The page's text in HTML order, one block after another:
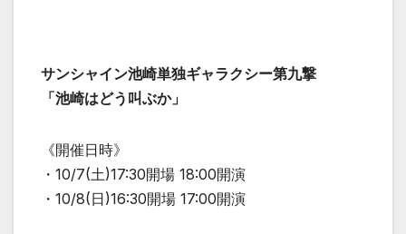
サンシャイン池崎単独ギャラクシー第九撃
「池崎はどう叫ぶか」
《開催日時》
・10/7(土)17:30開場 18:00開演
・10/8(日)16:30開場 17:00開演